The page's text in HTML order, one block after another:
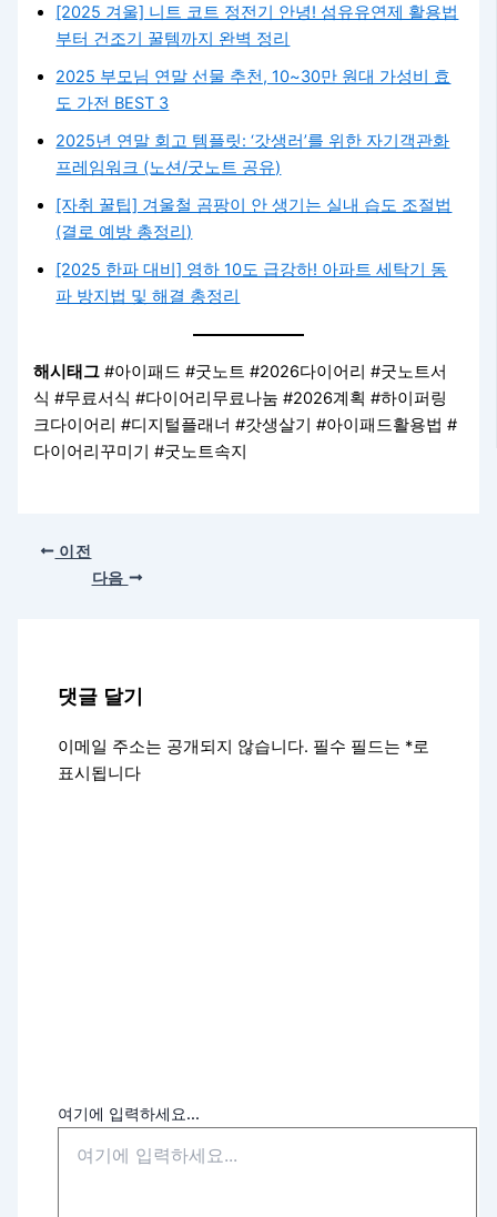
[2025 겨울] 니트 코트 정전기 안녕! 섬유유연제 활용법
부터 건조기 꿀템까지 완벽 정리
2025 부모님 연말 선물 추천, 10~30만 원대 가성비 효
도 가전 BEST 3
2025년 연말 회고 템플릿: ‘갓생러’를 위한 자기객관화
프레임워크 (노션/굿노트 공유)
[자취 꿀팁] 겨울철 곰팡이 안 생기는 실내 습도 조절법
(결로 예방 총정리)
[2025 한파 대비] 영하 10도 급강하! 아파트 세탁기 동
파 방지법 및 해결 총정리
해시태그 #아이패드 #굿노트 #2026다이어리 #굿노트서
식 #무료서식 #다이어리무료나눔 #2026계획 #하이퍼링
크다이어리 #디지털플래너 #갓생살기 #아이패드활용법 #
다이어리꾸미기 #굿노트속지
이전
다음
댓글 달기
이메일 주소는 공개되지 않습니다. 필수 필드는 *로
표시됩니다
여기에 입력하세요...